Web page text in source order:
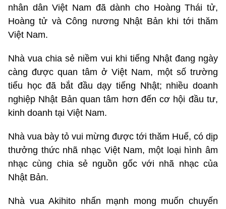
nhân dân Việt Nam đã dành cho Hoàng Thái tử,
Hoàng tử và Công nương Nhật Bản khi tới thăm
Việt Nam.
Nhà vua chia sẻ niềm vui khi tiếng Nhật đang ngày
càng được quan tâm ở Việt Nam, một số trường
tiểu học đã bắt đầu dạy tiếng Nhật; nhiều doanh
nghiệp Nhật Bản quan tâm hơn đến cơ hội đầu tư,
kinh doanh tại Việt Nam.
Nhà vua bày tỏ vui mừng được tới thăm Huế, có dịp
thưởng thức nhã nhạc Việt Nam, một loại hình âm
nhạc cùng chia sẻ nguồn gốc với nhã nhạc của
Nhật Bản.
Nhà vua Akihito nhấn mạnh mong muốn chuyến